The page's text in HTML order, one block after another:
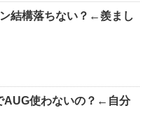
ン結構落ちない？←羨まし
AUG使わないの？←自分